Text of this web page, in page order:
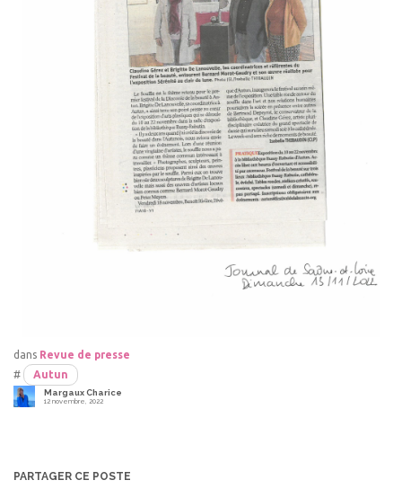
dans Revue de presse
#
Autun
Margaux Charice
12 novembre, 2022
PARTAGER CE POSTE